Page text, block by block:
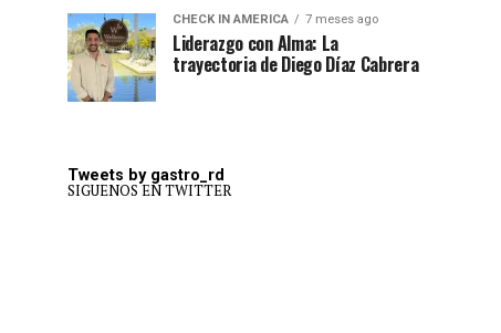
CHECK IN AMERICA 7 meses ago
Liderazgo con Alma: La
trayectoria de Diego Díaz Cabrera
Tweets by gastro_rd
SIGUENOS EN TWITTER